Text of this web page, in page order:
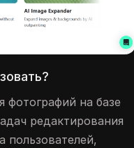
фотографий на базе
редактирования
пользователей,